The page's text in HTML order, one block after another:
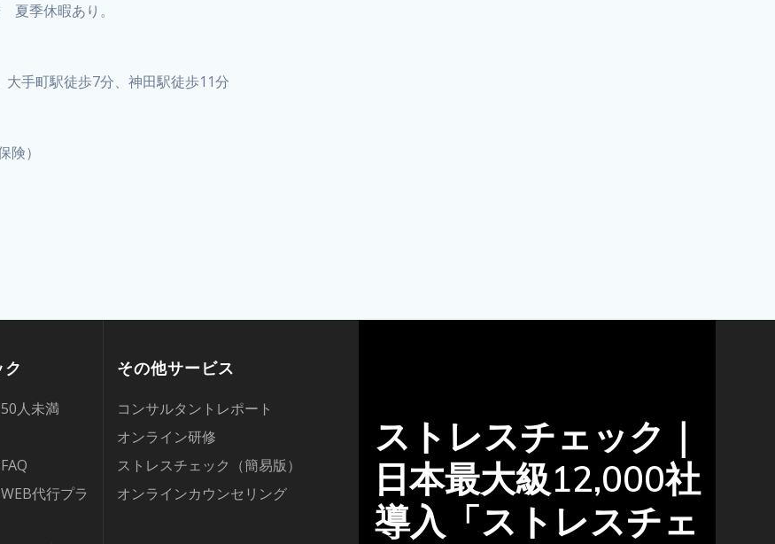
季休暇あり。
手町駅徒歩7分、神田駅徒歩11分
）
人未満
代行プラ
その他サービス
コンサルタントレポート
オンライン研修
ストレスチェック（簡易版）
オンラインカウンセリング
ストレスチェック｜
日本最大級12,000社
導入「ストレスチェ